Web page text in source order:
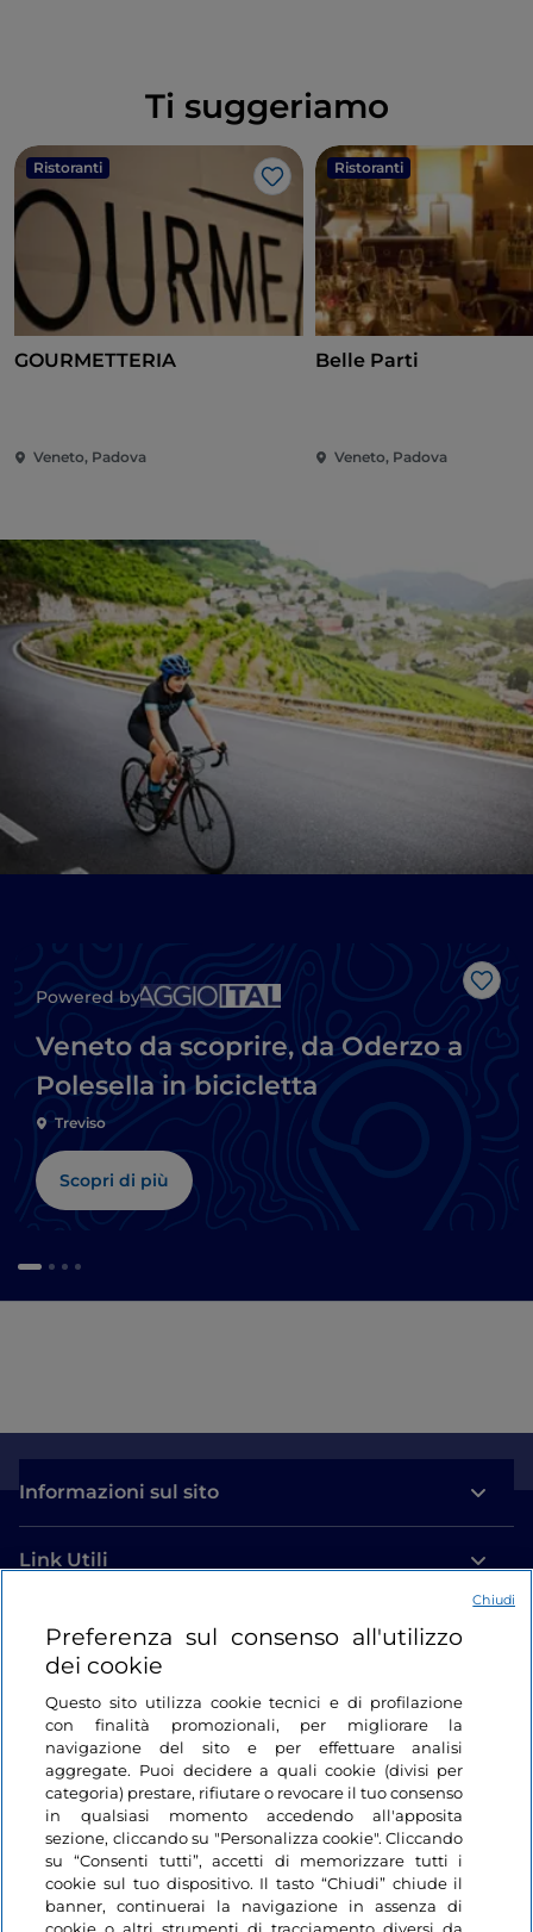
Ti suggeriamo
Ristoranti
Like
GOURMETTERIA
Veneto, Padova
Ristoranti
Belle Parti
Veneto, Padova
Like
Powered by
Veneto da scoprire, da Oderzo a
Polesella in bicicletta
Treviso
Scopri di più
Informazioni sul sito
Link Utili
Login
Restiamo in contatto
Preferenza sul consenso all'utilizzo
dei cookie
Questo sito utilizza cookie tecnici e di profilazione
con finalità promozionali, per migliorare la
navigazione del sito e per effettuare analisi
aggregate. Puoi decidere a quali cookie (divisi per
categoria) prestare, rifiutare o revocare il tuo consenso
in qualsiasi momento accedendo all'apposita
sezione, cliccando su "Personalizza cookie". Cliccando
su “Consenti tutti”, accetti di memorizzare tutti i
cookie sul tuo dispositivo. Il tasto “Chiudi” chiude il
banner, continuerai la navigazione in assenza di
Chiudi